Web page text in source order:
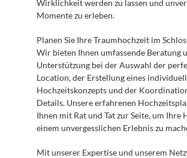
Wirklichkeit werden zu lassen und
Momente zu erleben.
Planen Sie Ihre Traumhochzeit im
Wir bieten Ihnen umfassende Beratung
Unterstützung bei der Auswahl der
Location, der Erstellung eines
Hochzeitskonzepts und der
Details. Unsere erfahrenen
Ihnen mit Rat und Tat zur Seite, um Ihre
einem unvergesslichen Erlebnis zu
Mit unserer Expertise und unserem